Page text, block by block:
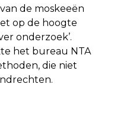
de moskeeën
op de hoogte
onderzoek’.
het bureau NTA
die niet